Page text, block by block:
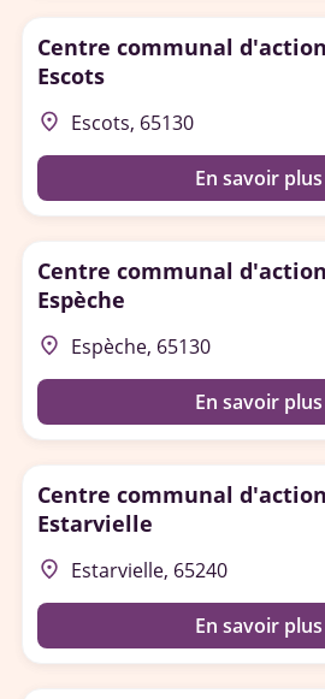
Centre communal d'action
Escots
place Escots, 65130
En savoir plus
Centre communal d'action
Espèche
place Espèche, 65130
En savoir plus
Centre communal d'action
Estarvielle
place Estarvielle, 65240
En savoir plus